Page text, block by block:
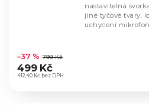
hodnocení
produktu
je
412,40 Kč bez DPH
–37 % 799 Kč
499 Kč
nastavitelná
jiné tyčové tvary.
uchycení